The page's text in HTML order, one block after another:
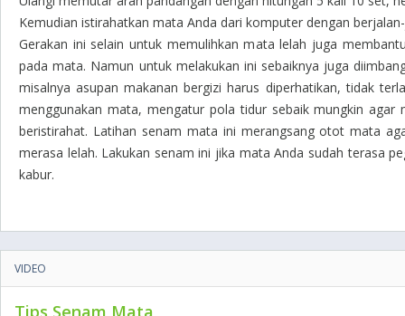
Kemudian istirahatkan mata Anda dari komputer dengan
Gerakan ini selain untuk memulihkan mata lelah juga
pada mata. Namun untuk melakukan ini sebaiknya juga
misalnya asupan makanan bergizi harus diperhatikan, tidak
menggunakan mata, mengatur pola tidur sebaik mungkin agar
beristirahat. Latihan senam mata ini merangsang otot mata
merasa lelah. Lakukan senam ini jika mata Anda sudah terasa
kabur.
VIDEO
Tips Senam Mata